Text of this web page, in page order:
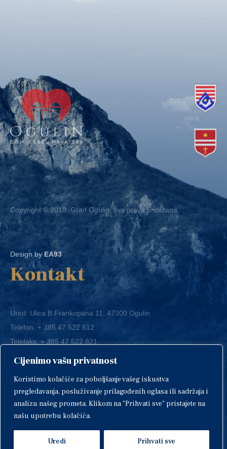
Cijenimo vašu privatnost
Koristimo kolačiće za poboljšanje vašeg iskustva
pregledavanja, posluživanje prilagođenih oglasa ili sadržaja i
analizu našeg prometa. Klikom na "Prihvati sve" pristajete na
našu upotrebu kolačića.
Uredi Prihvati sve
Copyright © 2018. Grad Ogulin, sva prava pridržana.
Design byEA93
Kontakt
Ured: Ulica B.Frankopana 11, 47300 Ogulin
Telefon:+ 385 47 522 612
Telefaks:+ 385 47 522 821
E-mail:grad-ogulin@ogulin.hr